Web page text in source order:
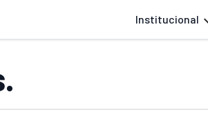
Institucional